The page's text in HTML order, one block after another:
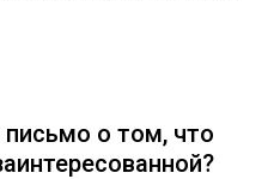
о том, что